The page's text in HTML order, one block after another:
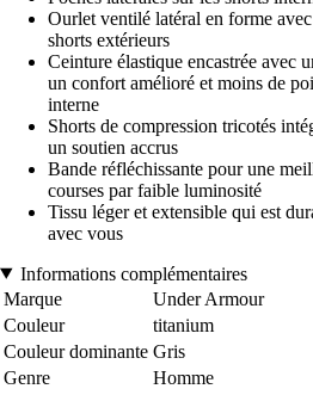
Ourlet ventilé latéral en forme
shorts extérieurs
Ceinture élastique encastrée avec
un confort amélioré et moins de
interne
Shorts de compression tricotés
un soutien accrus
Bande réfléchissante pour une
courses par faible luminosité
Tissu léger et extensible qui est
avec vous
Informations complémentaires
Marque
Under Armour
Couleur
titanium
Couleur dominante Gris
Genre
Homme